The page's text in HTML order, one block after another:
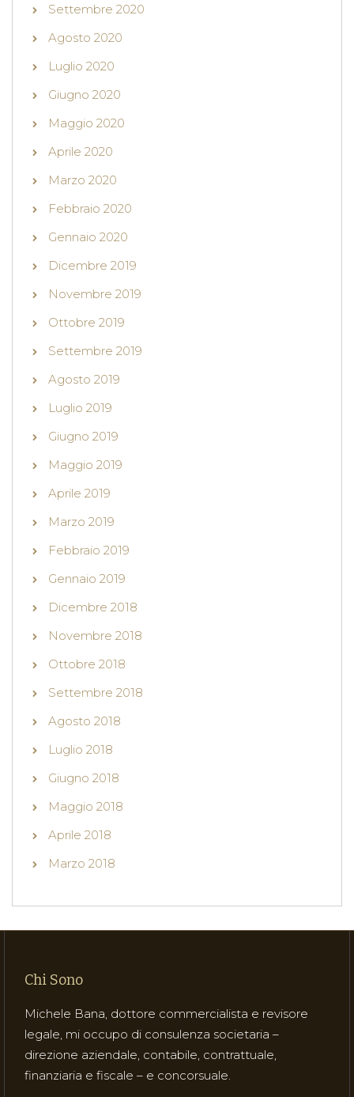
Settembre 2020
Agosto 2020
Luglio 2020
Giugno 2020
Maggio 2020
Aprile 2020
Marzo 2020
Febbraio 2020
Gennaio 2020
Dicembre 2019
Novembre 2019
Ottobre 2019
Settembre 2019
Agosto 2019
Luglio 2019
Giugno 2019
Maggio 2019
Aprile 2019
Marzo 2019
Febbraio 2019
Gennaio 2019
Dicembre 2018
Novembre 2018
Ottobre 2018
Settembre 2018
Agosto 2018
Luglio 2018
Giugno 2018
Maggio 2018
Aprile 2018
Marzo 2018
Chi Sono
Michele Bana, dottore commercialista e revisore
legale, mi occupo di consulenza societaria –
direzione aziendale, contabile, contrattuale,
finanziaria e fiscale – e concorsuale.